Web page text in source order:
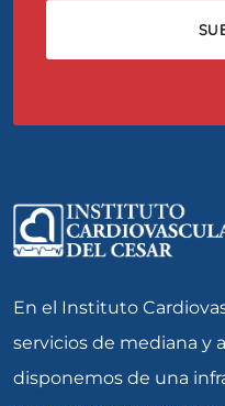
En el Instituto
servicios de mediana y
disponemos de una